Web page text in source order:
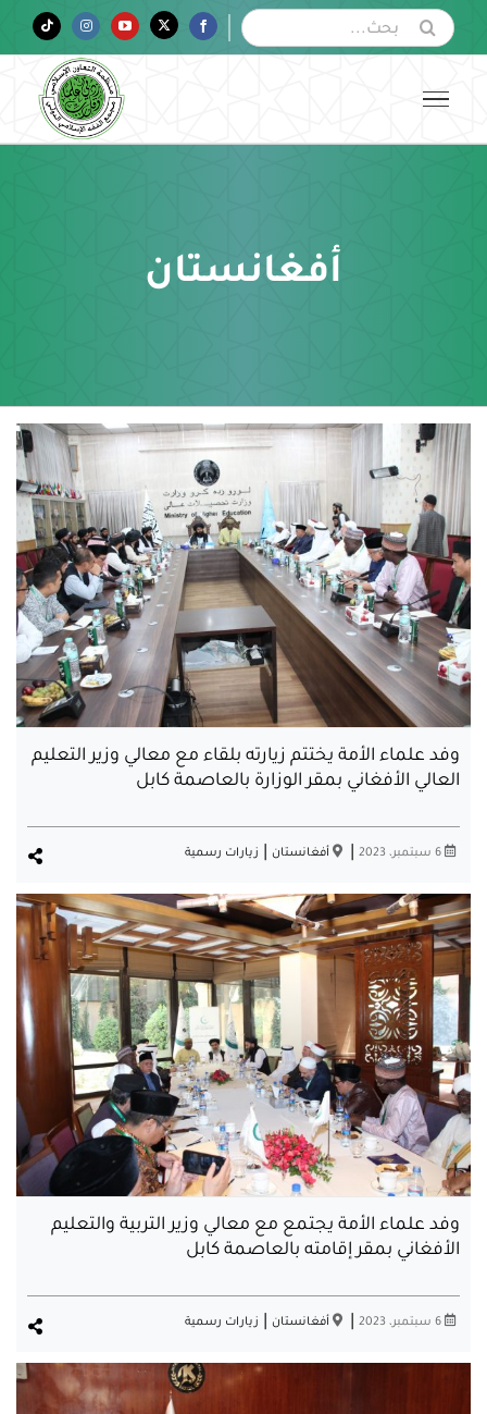
البحث
عن:
Facebook
Twitter
YouTube
Instagram
Tiktok
أفغانستان
وفد علماء الأمة يختتم زيارته بلقاء مع معالي وزير التعليم
العالي الأفغاني بمقر الوزارة بالعاصمة كابل
6 سبتمبر، 2023 | أفغانستان| زيارات رسمية
وفد علماء الأمة يجتمع مع معالي وزير التربية والتعليم
الأفغاني بمقر إقامته بالعاصمة كابل
6 سبتمبر، 2023 | أفغانستان| زيارات رسمية